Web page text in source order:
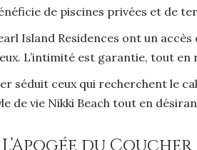
de piscines privées et de
Island Residences ont un
L’intimité est garantie, tout
séduit ceux qui recherchent le
de vie Nikki Beach tout en
du